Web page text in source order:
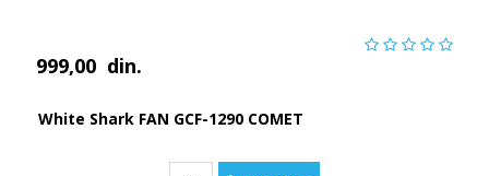
999,00 din.
White Shark FAN GCF-1290 COMET